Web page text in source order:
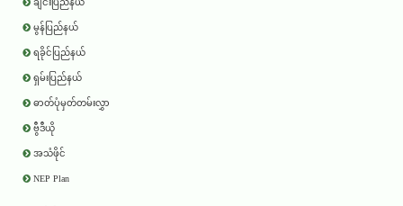
ချင်းပြည်နယ်
မွန်ပြည်နယ်
ရခိုင်ပြည်နယ်
ရှမ်းပြည်နယ်
ဓာတ်ပုံမှတ်တမ်းလွှာ
ဗွီဒီယို
အသံဖိုင်
NEP Plan